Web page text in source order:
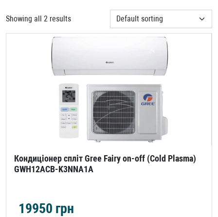
Showing all 2 results
Кондиціонер спліт Gree Fairy on-off (Cold Plasma)
GWH12ACB-K3NNA1A
19950 грн